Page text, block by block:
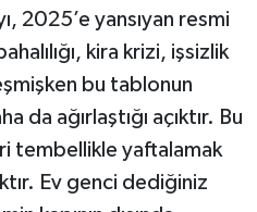
2025’e yansıyan resmi
kira krizi, işsizlik
bu tablonun
da ağırlaştığı açıktır. Bu
tembellikle yaftalamak
Ev genci dediğiniz